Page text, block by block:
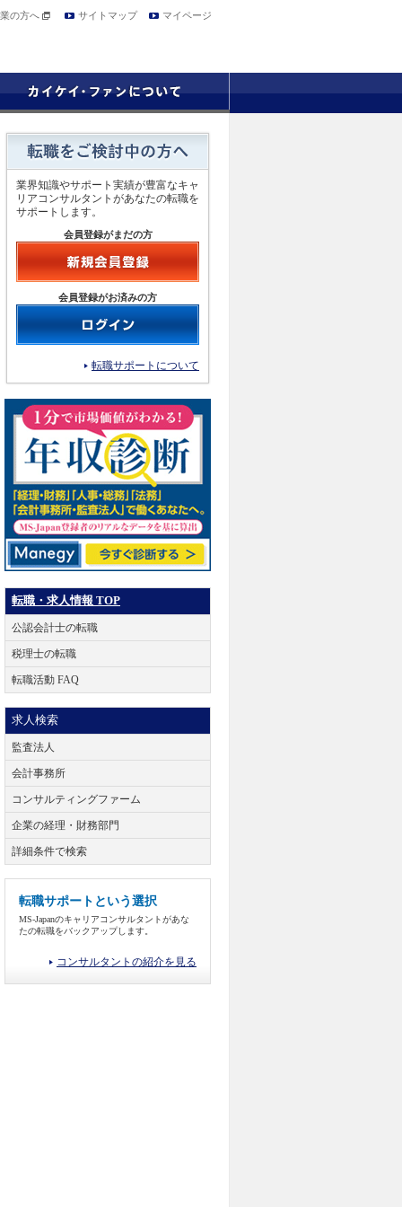
の方へ サイトマップ マイページ
業界知識やサポート実績が豊富なキャ
リアコンサルタントがあなたの転職を
サポートします。
会員登録がまだの方
会員登録がお済みの方
転職サポートについて
転職・求人情報 TOP
公認会計士の転職
税理士の転職
転職活動 FAQ
求人検索
監査法人
会計事務所
コンサルティングファーム
企業の経理・財務部門
詳細条件で検索
転職サポートという選択
MS-Japanのキャリアコンサルタントがあな
たの転職をバックアップします。
コンサルタントの紹介を見る